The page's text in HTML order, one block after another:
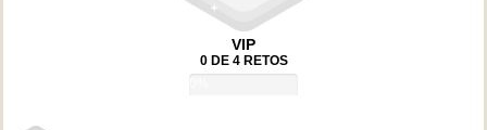
VIP
0 DE 4 RETOS